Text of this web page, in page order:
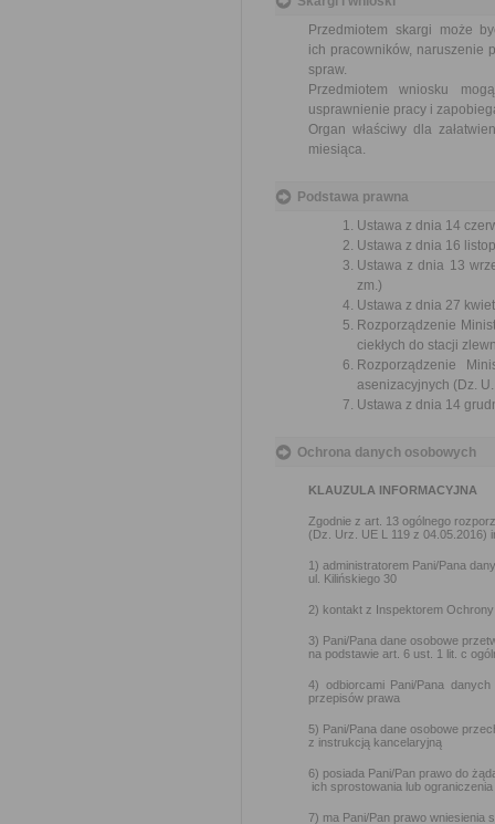
Przedmiotem skargi może
ich pracowników, naruszenie
spraw.
Przedmiotem wniosku
usprawnienie pracy i
Organ właściwy dla
miesiąca.
Podstawa prawna
Ustawa z dnia 14
Ustawa z dnia 16
Ustawa z dnia 13
zm.)
Ustawa z dnia 27
Rozporządzenie
ciekłych do stacji
Rozporządzenie
asenizacyjnych (Dz.
Ustawa z dnia 14
Ochrona danych osobowych
KLAUZULA INFORMACYJNA
Zgodnie z art. 13 ogólnego
(Dz. Urz. UE L 119 z 04.05.2016)
1) administratorem Pani/Pana
ul. Kilińskiego 30
2) kontakt z Inspektorem
3) Pani/Pana dane osobowe
na podstawie art. 6 ust. 1 lit. c
4) odbiorcami Pani/Pana
przepisów prawa
5) Pani/Pana dane osobowe
z instrukcją kancelaryjną
6) posiada Pani/Pan prawo do
ich sprostowania lub
7) ma Pani/Pan prawo wniesienia